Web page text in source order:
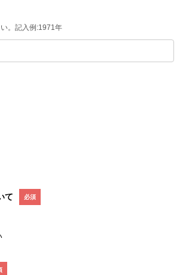
。記入例:1971年
て